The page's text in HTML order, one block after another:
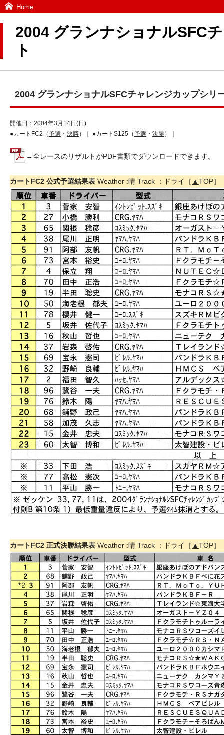
Home
2004 グランナショナルSFC
ト
2004 グランナショナルSFCチャレンジカップシリ
開催日：2004年3月14日(日)
●カートFC2（予選 ・ 決勝）｜ ●カートS125（予選 ・ 決勝）｜
←全レースのリザルトがPDF書類でダウンロードできます。
カートFC2 公式予選結果表 Weather :晴 Track ：ドライ［ ▲TOP］
カートFC2 正式決勝結果表 Weather :晴 Track ：ドライ［ ▲TOP］